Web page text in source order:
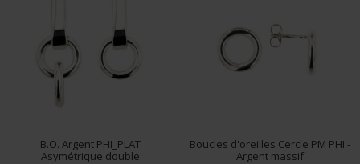
B.O. Argent PHI_PLAT
Asymétrique double
Boucles d'oreilles Cercle PM PHI -
Argent massif